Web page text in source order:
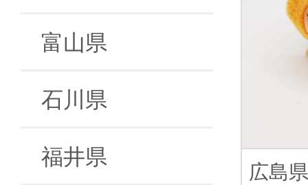
富山県
石川県
福井県
広島県